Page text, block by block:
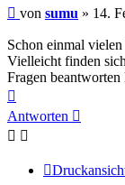
Beitrag
von sumu » 14.
Schon einmal
Vielleicht finden
Fragen beantworten
oben
Antworten